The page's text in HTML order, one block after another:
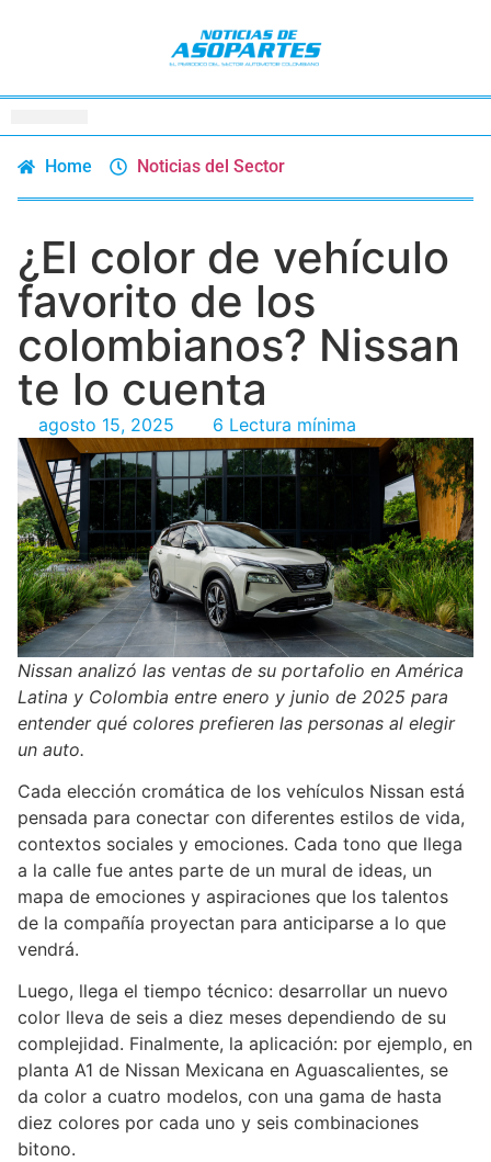
Home Noticias del Sector
¿El color de vehículo
favorito de los
colombianos? Nissan
te lo cuenta
agosto 15, 2025 6 Lectura mínima
Nissan analizó las ventas de su portafolio en América
Latina y Colombia entre enero y junio de 2025 para
entender qué colores prefieren las personas al elegir
un auto.
Cada elección cromática de los vehículos Nissan está
pensada para conectar con diferentes estilos de vida,
contextos sociales y emociones. Cada tono que llega
a la calle fue antes parte de un mural de ideas, un
mapa de emociones y aspiraciones que los talentos
de la compañía proyectan para anticiparse a lo que
vendrá.
Luego, llega el tiempo técnico: desarrollar un nuevo
color lleva de seis a diez meses dependiendo de su
complejidad. Finalmente, la aplicación: por ejemplo, en
planta A1 de Nissan Mexicana en Aguascalientes, se
da color a cuatro modelos, con una gama de hasta
diez colores por cada uno y seis combinaciones
bitono.